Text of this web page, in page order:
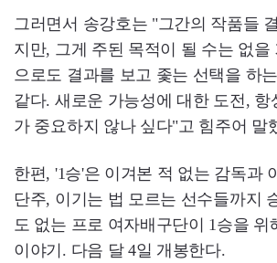
그러면서 송강호는 "그간의 작품들
지만, 그게 주된 목적이 될 수는 없을
으로도 결과를 보고 좇는 선택을 하
같다. 새로운 가능성에 대한 도전, 항
가 중요하지 않나 싶다"고 힘주어 말
한편, '1승'은 이겨본 적 없는 감독과
단주, 이기는 법 모르는 선수들까지
도 없는 프로 여자배구단이 1승을 위
이야기. 다음 달 4일 개봉한다.